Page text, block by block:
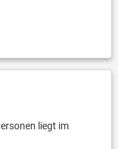
liegt im